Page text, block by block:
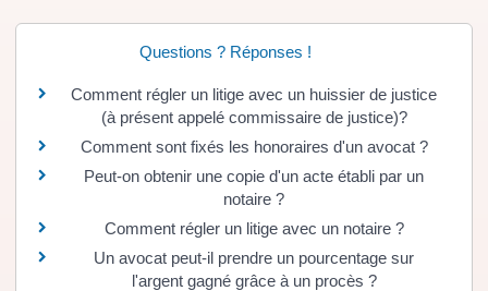
Questions ? Réponses !
Comment régler un litige avec un huissier de justice
(à présent appelé commissaire de justice)?
Comment sont fixés les honoraires d'un avocat ?
Peut-on obtenir une copie d'un acte établi par un
notaire ?
Comment régler un litige avec un notaire ?
Un avocat peut-il prendre un pourcentage sur
l'argent gagné grâce à un procès ?